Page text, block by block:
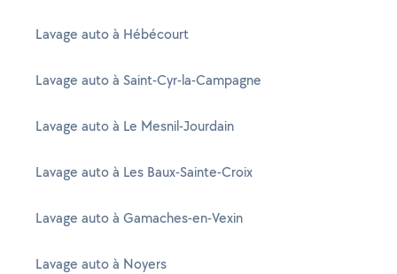
Lavage auto à Hébécourt
Lavage auto à Saint-Cyr-la-Campagne
Lavage auto à Le Mesnil-Jourdain
Lavage auto à Les Baux-Sainte-Croix
Lavage auto à Gamaches-en-Vexin
Lavage auto à Noyers